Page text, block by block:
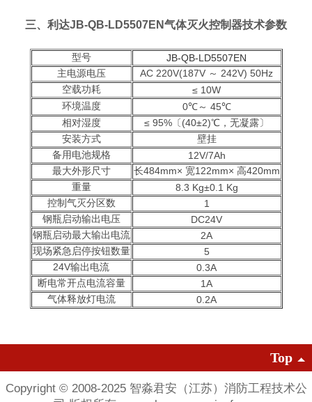
三、利达JB-QB-LD5507EN气体灭火控制器技术参数
型号
JB-QB-LD5507EN
主电源电压
AC 220V(187V ～ 242V) 50Hz
空载功耗
≤ 10W
环境温度
0℃～ 45℃
相对湿度
≤ 95%〔(40±2)℃，无凝露〕
安装方式
壁挂
备用电池规格
12V/7Ah
最大外形尺寸
长484mm× 宽122mm× 高420mm
重量
8.3 Kg±0.1 Kg
控制气灭分区数
1
钢瓶启动输出电压
DC24V
钢瓶启动最大输出电流
2A
现场紧急启停按钮数量
5
24V输出电流
0.3A
断电常开点电流容量
1A
气体释放灯电流
0.2A
Top
Copyright © 2008-2025 智淼君安（江苏）消防工程技术公